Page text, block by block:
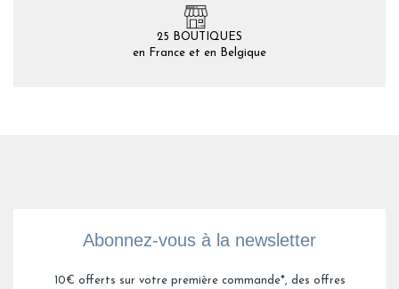
25 BOUTIQUES
en France et en Belgique
Abonnez-vous à la newsletter
10€ offerts sur votre première commande*, des offres